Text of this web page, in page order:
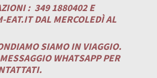
: 349 1880402 E
EAT.ITDAL MERCOLEDÌ AL
SIAMO IN VIAGGIO.
WHATSAPP PER